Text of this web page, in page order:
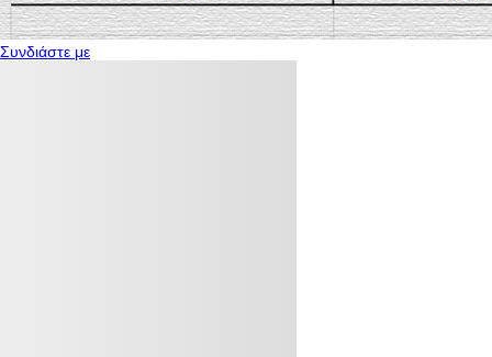
Συνδιάστε με